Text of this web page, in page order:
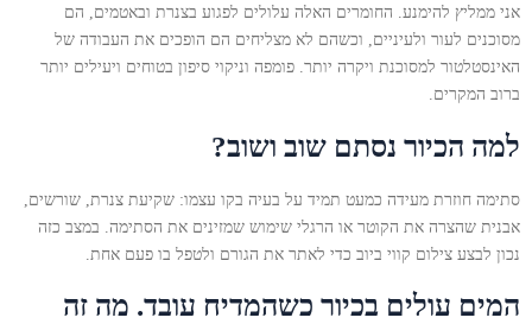
אני ממליץ להימנע. החומרים האלה עלולים לפגוע בצנרת ובאטמים, הם
מסוכנים לעור ולעיניים, וכשהם לא מצליחים הם הופכים את העבודה של
האינסטלטור למסוכנת ויקרה יותר. פומפה וניקוי סיפון בטוחים ויעילים יותר
ברוב המקרים.
למה הכיור נסתם שוב ושוב?
סתימה חוזרת מעידה כמעט תמיד על בעיה בקו עצמו: שקיעת צנרת, שורשים,
אבנית שהצרה את הקוטר או הרגלי שימוש שמזינים את הסתימה. במצב כזה
נכון לבצע צילום קווי ביוב כדי לאתר את הגורם ולטפל בו פעם אחת.
המים עולים בכיור כשהמדיח עובד. מה זה